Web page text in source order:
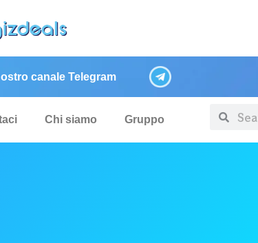
canale Telegram
Chi siamo Gruppo